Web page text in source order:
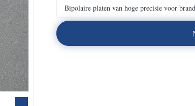
Bipolaire platen van hoge precisie voor